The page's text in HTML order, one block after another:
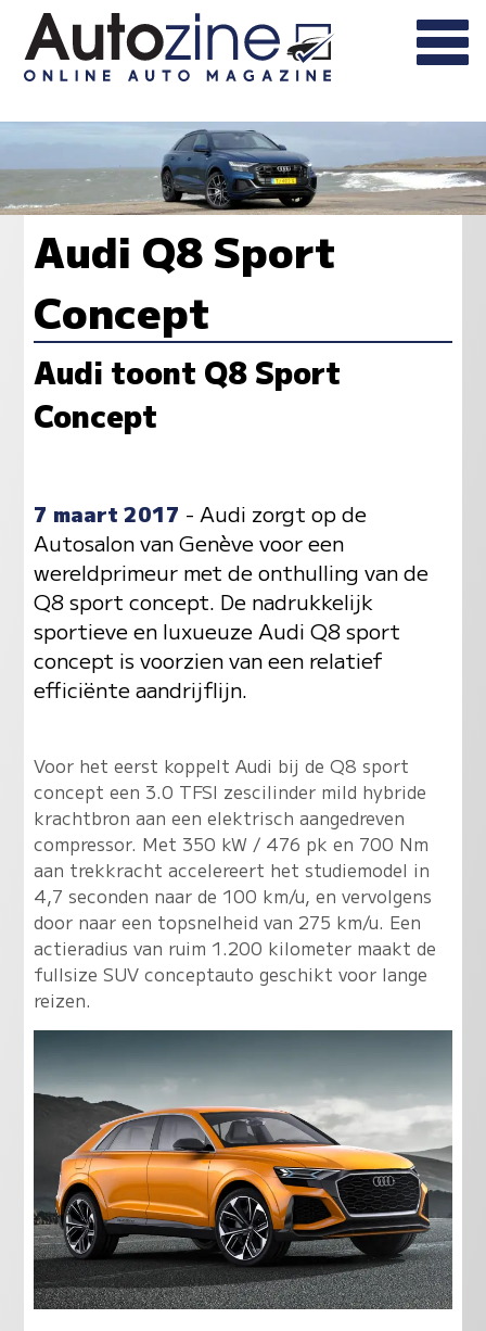
Audi Q8 Sport
Concept
Audi toont Q8 Sport
Concept
7 maart 2017 - Audi zorgt op de
Autosalon van Genève voor een
wereldprimeur met de onthulling van de
Q8 sport concept. De nadrukkelijk
sportieve en luxueuze Audi Q8 sport
concept is voorzien van een relatief
efficiënte aandrijflijn.
Voor het eerst koppelt Audi bij de Q8 sport
concept een 3.0 TFSI zescilinder mild hybride
krachtbron aan een elektrisch aangedreven
compressor. Met 350 kW / 476 pk en 700 Nm
aan trekkracht accelereert het studiemodel in
4,7 seconden naar de 100 km/u, en vervolgens
door naar een topsnelheid van 275 km/u. Een
actieradius van ruim 1.200 kilometer maakt de
fullsize SUV conceptauto geschikt voor lange
reizen.